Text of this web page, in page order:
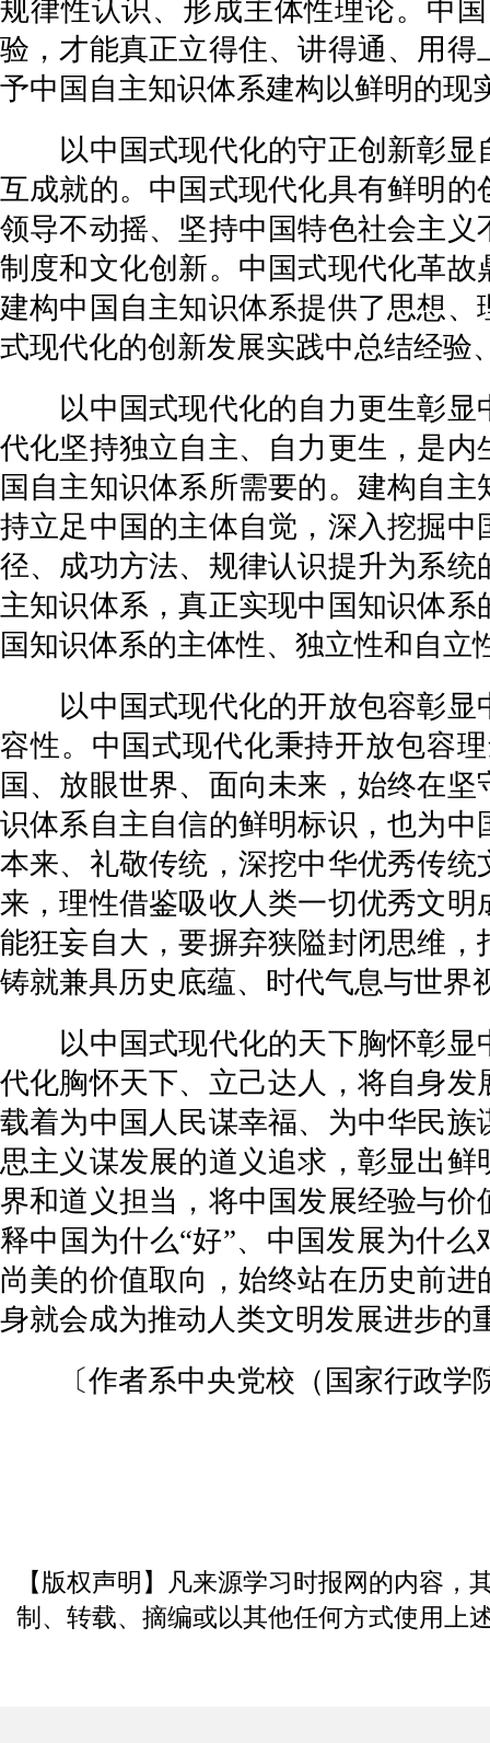
规律性认识、形成主体性理论。中
验，才能真正立得住、讲得通、用
予中国自主知识体系建构以鲜明的现
以中国式现代化的守正创新彰显
互成就的。中国式现代化具有鲜明
领导不动摇、坚持中国特色社会主
制度和文化创新。中国式现代化革
建构中国自主知识体系提供了思想
式现代化的创新发展实践中总结经验
以中国式现代化的自力更生彰显
代化坚持独立自主、自力更生，是
国自主知识体系所需要的。建构自
持立足中国的主体自觉，深入挖掘
径、成功方法、规律认识提升为系
主知识体系，真正实现中国知识体
国知识体系的主体性、独立性和自立
以中国式现代化的开放包容彰显
容性。中国式现代化秉持开放包容
国、放眼世界、面向未来，始终在
识体系自主自信的鲜明标识，也为
本来、礼敬传统，深挖中华优秀传
来，理性借鉴吸收人类一切优秀文
能狂妄自大，要摒弃狭隘封闭思维
铸就兼具历史底蕴、时代气息与世界
以中国式现代化的天下胸怀彰显
代化胸怀天下、立己达人，将自身
载着为中国人民谋幸福、为中华民
思主义谋发展的道义追求，彰显出
界和道义担当，将中国发展经验与
释中国为什么“好”、中国发展为什
尚美的价值取向，始终站在历史前
身就会成为推动人类文明发展进步的
〔作者系中央党校（国家行政学
【版权声明】凡来源学习时报网的内容
制、转载、摘编或以其他任何方式使用上